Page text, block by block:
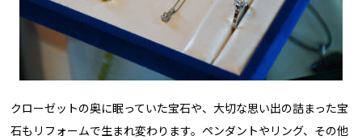
クローゼットの奥に眠っていた宝石や、大切な思い出の詰まった宝
石もリフォームで生まれ変わります。ペンダントやリング、その他